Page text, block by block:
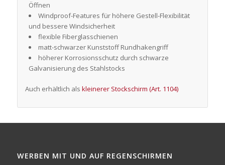
Öffnen
Windproof-Features für höhere Gestell-Flexibilität
und bessere Windsicherheit
flexible Fiberglasschienen
matt-schwarzer Kunststoff Rundhakengriff
höherer Korrosionsschutz durch schwarze
Galvanisierung des Stahlstocks
Auch erhältlich als kleinerer Stockschirm (Art. 1104)
WERBEN MIT UND AUF REGENSCHIRMEN